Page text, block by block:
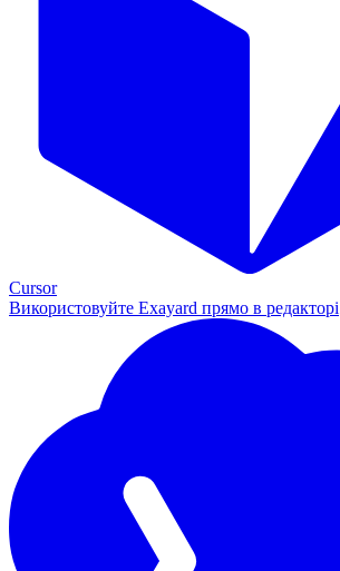
Cursor
Використовуйте Exayard прямо в редакторі